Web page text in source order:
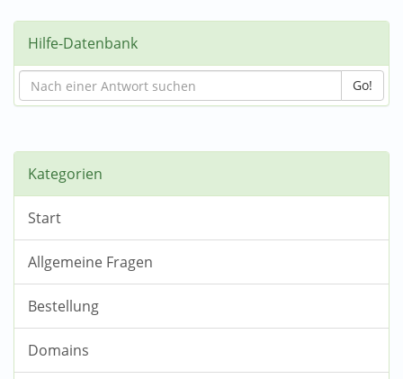
Hilfe-Datenbank
Go!
Kategorien
Start
Allgemeine Fragen
Bestellung
Domains